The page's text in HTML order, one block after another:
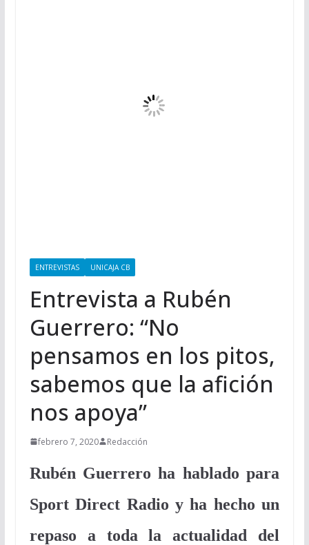
ENTREVISTAS UNICAJA CB
Entrevista a Rubén
Guerrero: “No
pensamos en los pitos,
sabemos que la afición
nos apoya”
febrero 7, 2020 Redacción
Rubén Guerrero ha hablado para
Sport Direct Radio y ha hecho un
repaso a toda la actualidad del